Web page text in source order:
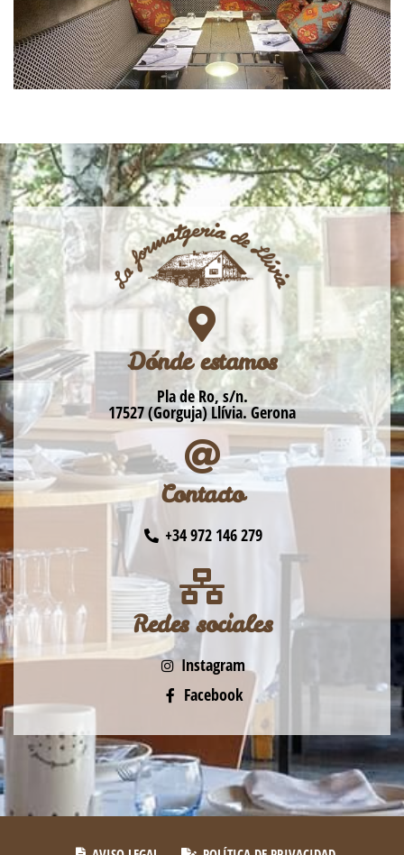
Dónde estamos
Pla de Ro, s/n.
17527 (Gorguja) Llívia. Gerona
Contacto
+34 972 146 279
Redes sociales
Instagram
Facebook